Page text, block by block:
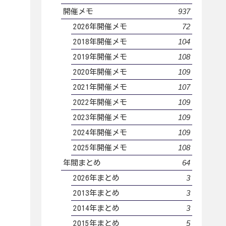
開催メモ 937
2026年開催メモ 72
2018年開催メモ 104
2019年開催メモ 108
2020年開催メモ 109
2021年開催メモ 107
2022年開催メモ 109
2023年開催メモ 109
2024年開催メモ 109
2025年開催メモ 108
年間まとめ 64
2026年まとめ 3
2013年まとめ 3
2014年まとめ 3
2015年まとめ 5